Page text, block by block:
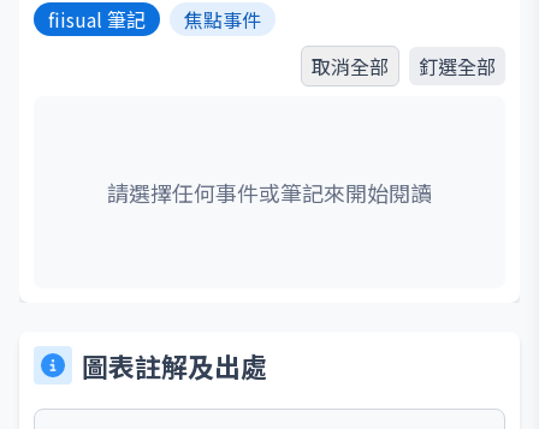
fiisual 筆記
焦點事件
取消全部
釘選全部
請選擇任何事件或筆記來開始閱讀
圖表註解及出處